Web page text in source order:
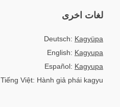
لغات اخرى
Deutsch: Kagyüpa
English: Kagyupa
Español: Kagyupa
Tiếng Việt: Hành giả phái kagyu